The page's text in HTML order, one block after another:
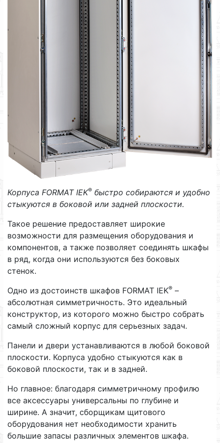
Корпуса FORMAT IEK® быстро собираются и удобно
стыкуются в боковой или задней плоскости.
Такое решение предоставляет широкие
возможности для размещения оборудования и
компонентов, а также позволяет соединять шкафы
в ряд, когда они используются без боковых
стенок.
Одно из достоинств шкафов FORMAT IEK® –
абсолютная симметричность. Это идеальный
конструктор, из которого можно быстро собрать
самый сложный корпус для серьезных задач.
Панели и двери устанавливаются в любой боковой
плоскости. Корпуса удобно стыкуются как в
боковой плоскости, так и в задней.
Но главное: благодаря симметричному профилю
все аксессуары универсальны по глубине и
ширине. А значит, сборщикам щитового
оборудования нет необходимости хранить
большие запасы различных элементов шкафа.